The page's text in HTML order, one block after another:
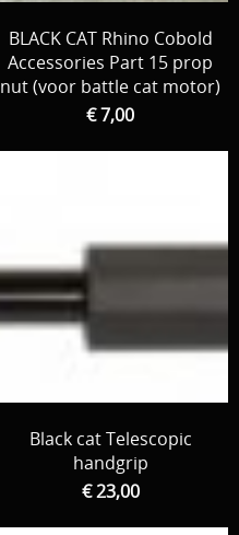
BLACK CAT Rhino Cobold
Accessories Part 15 prop
nut (voor battle cat motor)
€ 7,00
Black cat Telescopic
handgrip
€ 23,00